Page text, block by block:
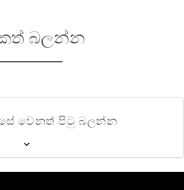
බලන්න
වෙනත් පිටු බලන්න